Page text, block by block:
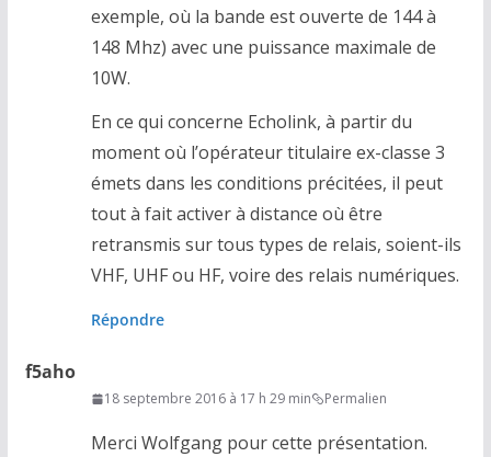
exemple, où la bande est ouverte de 144 à
148 Mhz) avec une puissance maximale de
10W.
En ce qui concerne Echolink, à partir du
moment où l’opérateur titulaire ex-classe 3
émets dans les conditions précitées, il peut
tout à fait activer à distance où être
retransmis sur tous types de relais, soient-ils
VHF, UHF ou HF, voire des relais numériques.
Répondre
f5aho
18 septembre 2016 à 17 h 29 min Permalien
Merci Wolfgang pour cette présentation.